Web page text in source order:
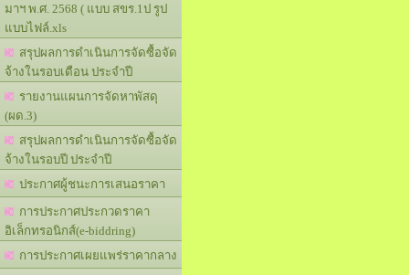
มาฯ พ.ศ. 2568 ( แบบ สขร.1ป รูป
แบบไฟล์.xls
สรุปผลการดำเนินการจัดซื้อจัด
จ้างในรอบเดือน ประจำปี
รายงานแผนการจัดหาพัสดุ
(ผด.3)
สรุปผลการดำเนินการจัดซื้อจัด
จ้างในรอบปี ประจำปี
ประกาศผู้ชนะการเสนอราคา
การประกาศประกวดราคา
อิเล็กทรอนิกส์(e-biddring)
การประกาศเผยแพร่ราคากลาง